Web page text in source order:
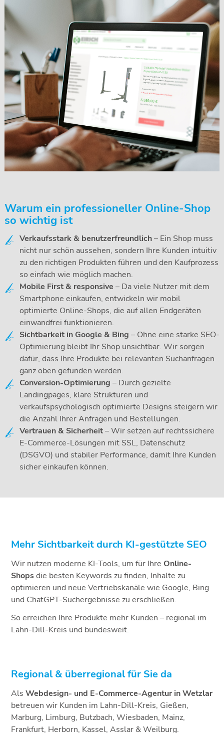
Warum ein professioneller Online-Shop
so wichtig ist
Verkaufsstark & benutzerfreundlich– Ein Shop muss
nicht nur schön aussehen, sondern Ihre Kunden intuitiv
zu den richtigen Produkten führen und den Kaufprozess
so einfach wie möglich machen.
Mobile First & responsive – Da viele Nutzer mit dem
Smartphone einkaufen, entwickeln wir mobil
optimierte Online-Shops, die auf allen Endgeräten
einwandfrei funktionieren.
Sichtbarkeit in Google & Bing – Ohne eine starke SEO-
Optimierung bleibt Ihr Shop unsichtbar. Wir sorgen
dafür, dass Ihre Produkte bei relevanten Suchanfragen
ganz oben gefunden werden.
Conversion-Optimierung – Durch gezielte
Landingpages, klare Strukturen und
verkaufspsychologisch optimierte Designs steigern wir
die Anzahl Ihrer Anfragen und Bestellungen.
Vertrauen & Sicherheit– Wir setzen auf rechtssichere
E-Commerce-Lösungen mit SSL, Datenschutz
(DSGVO) und stabiler Performance, damit Ihre Kunden
sicher einkaufen können.
Mehr Sichtbarkeit durch KI-gestützte SEO
Wir nutzen moderne KI-Tools, um für Ihre Online-
Shopsdie besten Keywords zu finden, Inhalte zu
optimieren und neue Vertriebskanäle wie Google, Bing
und ChatGPT-Suchergebnisse zu erschließen.
So erreichen Ihre Produkte mehr Kunden – regional im
Lahn-Dill-Kreis und bundesweit.
Regional & überregional für Sie da
AlsWebdesign- und E-Commerce-Agentur in Wetzlar
betreuen wir Kunden im Lahn-Dill-Kreis, Gießen,
Marburg, Limburg, Butzbach, Wiesbaden, Mainz,
Frankfurt, Herborn, Kassel, Asslar & Weilburg.